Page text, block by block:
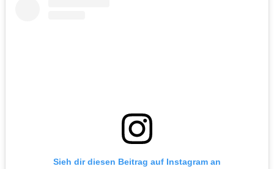
Sieh dir diesen Beitrag auf Instagram an